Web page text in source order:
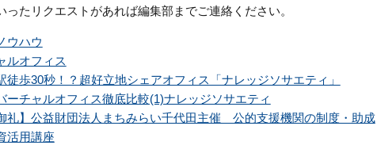
ったリクエストがあれば編集部までご連絡ください。
ウハウ
ルオフィス
徒歩30秒！？超好立地シェアオフィス「ナレッジソサエティ」
ーチャルオフィス徹底比較(1)ナレッジソサエティ
礼】公益財団法人まちみらい千代田主催 公的支援機関の制度・助成
活用講座